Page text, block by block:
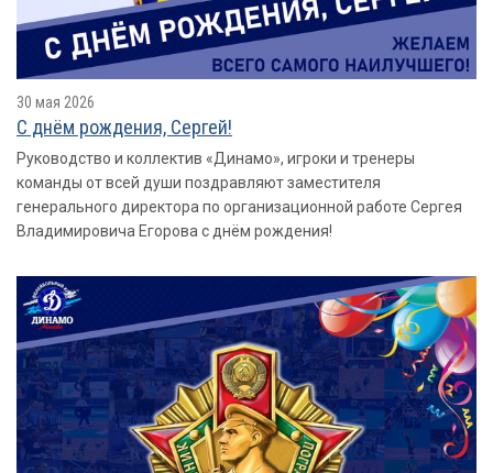
30 мая 2026
С днëм рождения, Сергей!
Руководство и коллектив «Динамо», игроки и тренеры
команды от всей души поздравляют заместителя
генерального директора по организационной работе Сергея
Владимировича Егорова с днём рождения!